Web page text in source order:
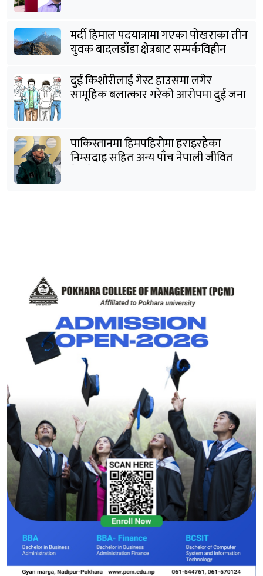
मर्दी हिमाल पदयात्रामा गएका पोखराका तीन
युवक बादलडाँडा क्षेत्रबाट सम्पर्कविहीन
दुई किशोरीलाई गेस्ट हाउसमा लगेर
सामूहिक बलात्कार गरेको आरोपमा दुई जना
पाकिस्तानमा हिमपहिरोमा हराइरहेका
निम्सदाइ सहित अन्य पाँच नेपाली जीवित